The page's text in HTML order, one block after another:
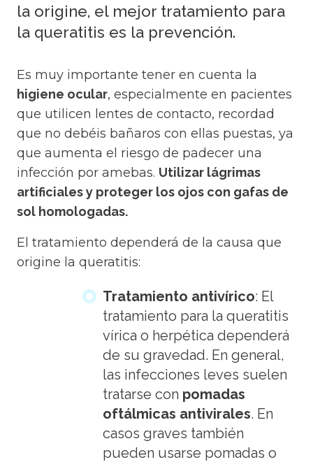
la origine, el mejor tratamiento para
la queratitis es la prevención.
Es muy importante tener en cuenta la
higiene ocular, especialmente en pacientes
que utilicen lentes de contacto, recordad
que no debéis bañaros con ellas puestas, ya
que aumenta el riesgo de padecer una
infección por amebas. Utilizar lágrimas
artificiales y proteger los ojos con gafas de
sol homologadas.
El tratamiento dependerá de la causa que
origine la queratitis:
Tratamiento antivírico: El
tratamiento para la queratitis
vírica o herpética dependerá
de su gravedad. En general,
las infecciones leves suelen
tratarse con pomadas
oftálmicas antivirales. En
casos graves también
pueden usarse pomadas o